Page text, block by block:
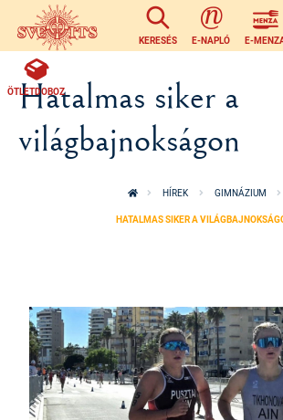
Ugrás a tartalomra
KERESÉS E-NAPLÓ E-
ÖTLETDOBOZ
Hatalmas siker a
világbajnokságon
HÍREK GIMNÁZIUM
HATALMAS SIKER A